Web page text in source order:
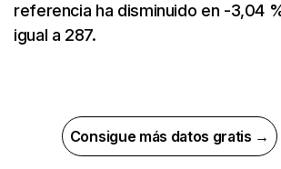
referencia ha disminuido en -3,04
igual a 287.
Consigue más datos gratis →